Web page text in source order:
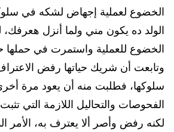
الخضوع لعملية إجهاض لشكه في
الولد ده يكون مني ولما أنزل
الخضوع للعملية واستمرت في حملها
وتابعت أن شريك حياتها رفض
سلوكها، فطلبت منه أن يعود مرة
الفحوصات والتحاليل اللازمة التي
لكنه رفض وأصر ألا يعترف به، الأمر